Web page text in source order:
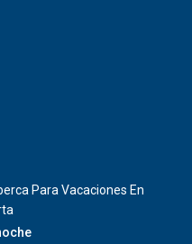
Para Vacaciones En